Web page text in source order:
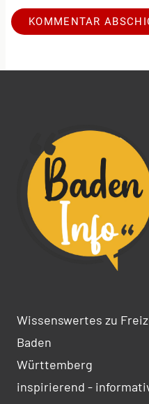
Wissenswertes zu
Baden
Württemberg
inspirierend -